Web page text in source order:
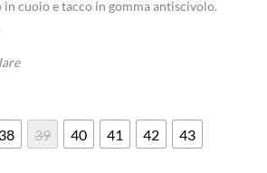
cuoio e tacco in gomma antiscivolo.
38 39 40 41 42 43